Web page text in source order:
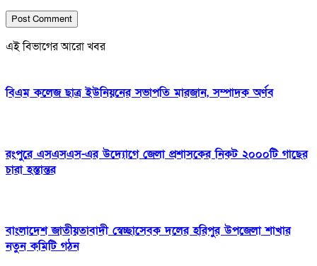
এই বিভাগের আরো খবর
বিএম কলেজ ছাত্র ইউনিয়নের সভাপতি মারজান, সম্পাদক অর্ণব
রংপুরে এসএসএস-এর উদ্যোগে জেলা প্রশাসকের নিকট ২০০০টি গাছের
চারা হস্তান্তর
বাংলাদেশ জাতীয়তাবাদী স্বেচ্ছাসেবক দলের হরিপুর উপজেলা শাখার
নতুন কমিটি গঠন